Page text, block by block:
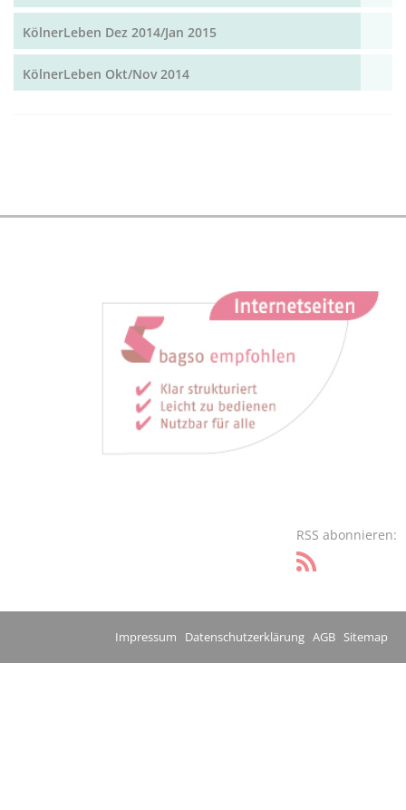
KölnerLeben Dez 2014/Jan 2015
KölnerLeben Okt/Nov 2014
RSS abonnieren:
Impressum Datenschutzerklärung AGB Sitemap